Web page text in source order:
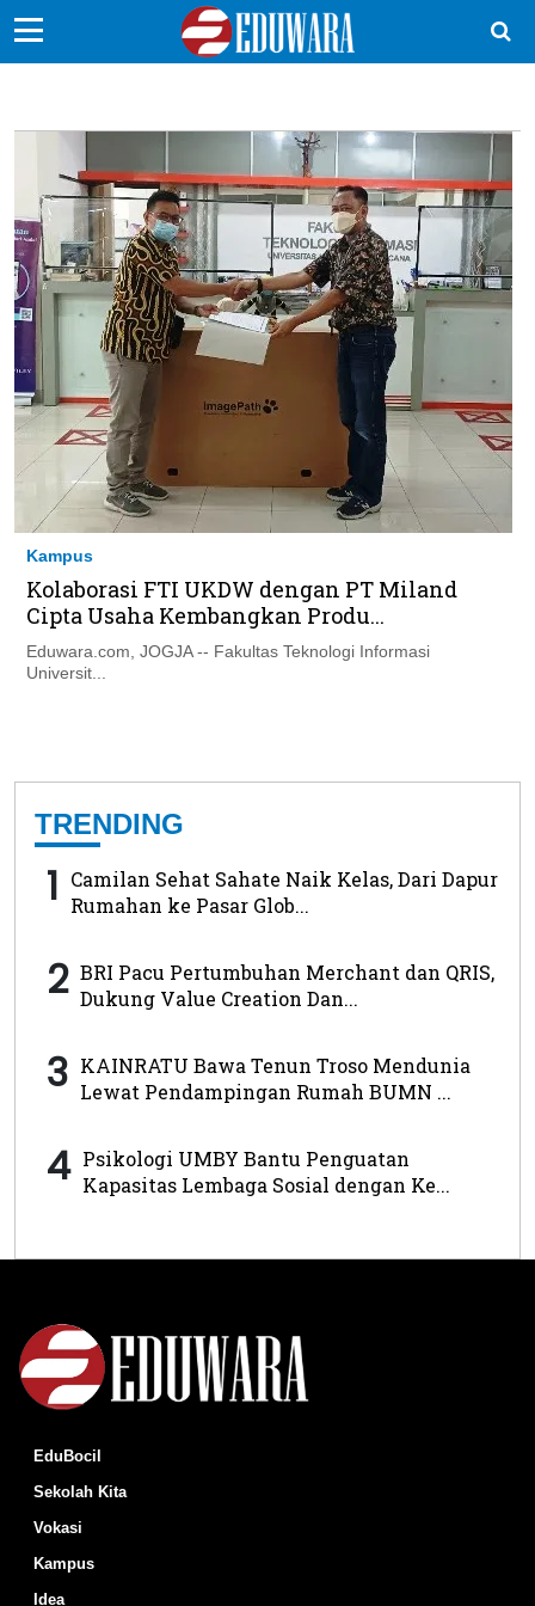
Vokasi
Kampus
Idea
Sains
EduDana
Kampus
Kolaborasi FTI UKDW dengan PT Miland
Cipta Usaha Kembangkan Produ...
Eduwara.com, JOGJA -- Fakultas Teknologi Informasi
Universit...
TRENDING
1 Camilan Sehat Sahate Naik Kelas, Dari Dapur
Rumahan ke Pasar Glob...
2 BRI Pacu Pertumbuhan Merchant dan QRIS,
Dukung Value Creation Dan...
3 KAINRATU Bawa Tenun Troso Mendunia
Lewat Pendampingan Rumah BUMN ...
4 Psikologi UMBY Bantu Penguatan
Kapasitas Lembaga Sosial dengan Ke...
EduBocil
Sekolah Kita
Vokasi
Kampus
Idea